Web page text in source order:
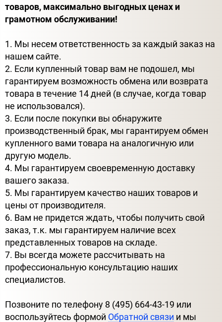
товаров, максимально выгодных ценах и
грамотном обслуживании!
1. Мы несем ответственность за каждый заказ на
нашем сайте.
2. Если купленный товар вам не подошел, мы
гарантируем возможность обмена или возврата
товара в течение 14 дней (в случае, когда товар
не использовался).
3. Если после покупки вы обнаружите
производственный брак, мы гарантируем обмен
купленного вами товара на аналогичную или
другую модель.
4. Мы гарантируем своевременную доставку
вашего заказа.
5. Мы гарантируем качество наших товаров и
цены от производителя.
6. Вам не придется ждать, чтобы получить свой
заказ, т.к. мы гарантируем наличие всех
представленных товаров на складе.
7. Вы всегда можете рассчитывать на
профессиональную консультацию наших
специалистов.
Позвоните по телефону 8 (495) 664-43-19 или
воспользуйтесь формой Обратной связи и мы